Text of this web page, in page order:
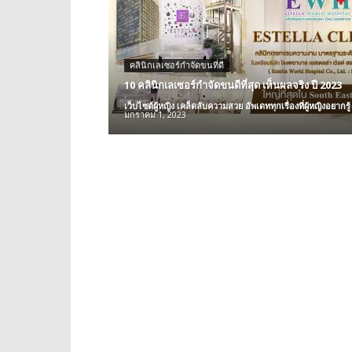
คลินิกเลเซอร์กำจัดขนที่ดี
10 คลินิกเลเซอร์กำจัดขนดีที่สุด เห็นผลจริง ปี 2023
เว็บไซต์ผู้หญิง เคล็ดลับความสวย อัพเดททุกเรื่องที่ผู้หญิงอยากรู้
มกราคม 1, 2023